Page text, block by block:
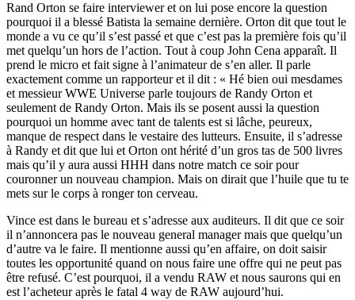
Rand Orton se faire interviewer et on lui pose encore la question
pourquoi il a blessé Batista la semaine dernière. Orton dit que tout le
monde a vu ce qu’il s’est passé et que c’est pas la première fois qu’il
met quelqu’un hors de l’action. Tout à coup John Cena apparaît. Il
prend le micro et fait signe à l’animateur de s’en aller. Il parle
exactement comme un rapporteur et il dit : « Hé bien oui mesdames
et messieur WWE Universe parle toujours de Randy Orton et
seulement de Randy Orton. Mais ils se posent aussi la question
pourquoi un homme avec tant de talents est si lâche, peureux,
manque de respect dans le vestaire des lutteurs. Ensuite, il s’adresse
à Randy et dit que lui et Orton ont hérité d’un gros tas de 500 livres
mais qu’il y aura aussi HHH dans notre match ce soir pour
couronner un nouveau champion. Mais on dirait que l’huile que tu te
mets sur le corps à ronger ton cerveau.
Vince est dans le bureau et s’adresse aux auditeurs. Il dit que ce soir
il n’annoncera pas le nouveau general manager mais que quelqu’un
d’autre va le faire. Il mentionne aussi qu’en affaire, on doit saisir
toutes les opportunité quand on nous faire une offre qui ne peut pas
être refusé. C’est pourquoi, il a vendu RAW et nous saurons qui en
est l’acheteur après le fatal 4 way de RAW aujourd’hui.